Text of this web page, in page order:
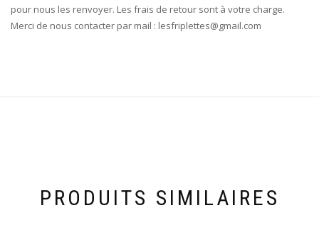
pour nous les renvoyer. Les frais de retour sont à votre charge.
Merci de nous contacter par mail : lesfriplettes@gmail.com
PRODUITS SIMILAIRES